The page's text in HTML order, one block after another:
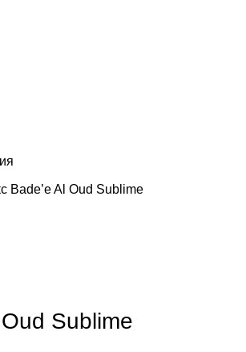
Bade’e Al Oud Sublime
Sublime